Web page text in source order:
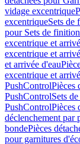
vidage excentrique
excentriqueSets de
pour Sets de
excentrique et
excentrique et
et arrivée d'eau
excentrique et
PushControlPièces
PushControlSets
PushControlPièces
déclenchement par
bondePièces
pour garnitures